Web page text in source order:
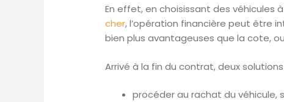
En effet, en choisissant des
cher, l’opération financière peut être
bien plus avantageuses que la cote,
Arrivé à la fin du contrat, deux
procéder au rachat du véhicule,